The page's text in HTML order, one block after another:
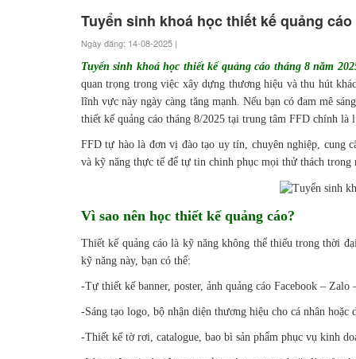
Tuyển sinh khoá học thiết kế quảng cáo
Ngày đăng: 14-08-2025 |
Tuyển sinh khoá học thiết kế quảng cáo tháng 8 năm
quan trọng trong việc xây dựng thương hiệu và thu hút
lĩnh vực này ngày càng tăng mạnh. Nếu bạn có đam mê
thiết kế quảng cáo tháng 8/2025 tại trung tâm FFD chính là
FFD tự hào là đơn vị đào tạo uy tín, chuyên nghiệp, cung
và kỹ năng thực tế để tự tin chinh phục mọi thử thách trong
Vì sao nên học thiết kế quảng cáo?
Thiết kế quảng cáo là kỹ năng không thể thiếu trong thời
kỹ năng này, bạn có thể:
-Tự thiết kế banner, poster, ảnh quảng cáo Facebook – Zalo
-Sáng tạo logo, bộ nhận diện thương hiệu cho cá nhân hoặc
-Thiết kế tờ rơi, catalogue, bao bì sản phẩm phục vụ kinh